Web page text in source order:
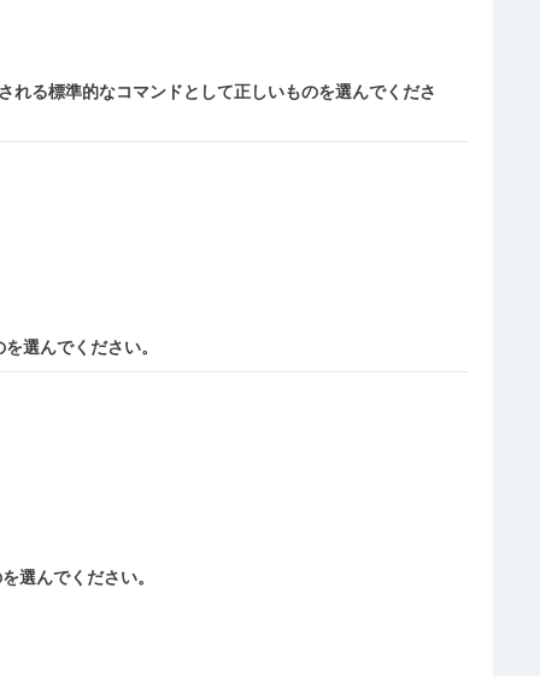
る標準的なコマンドとして正しいものを選んでくださ
選んでください。
選んでください。